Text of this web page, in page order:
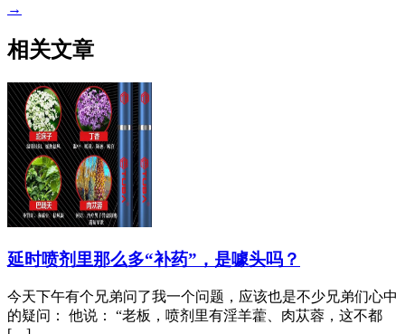
→
相关文章
延时喷剂里那么多“补药”，是噱头吗？
今天下午有个兄弟问了我一个问题，应该也是不少兄弟们心中
的疑问： 他说： “老板，喷剂里有淫羊藿、肉苁蓉，这不都